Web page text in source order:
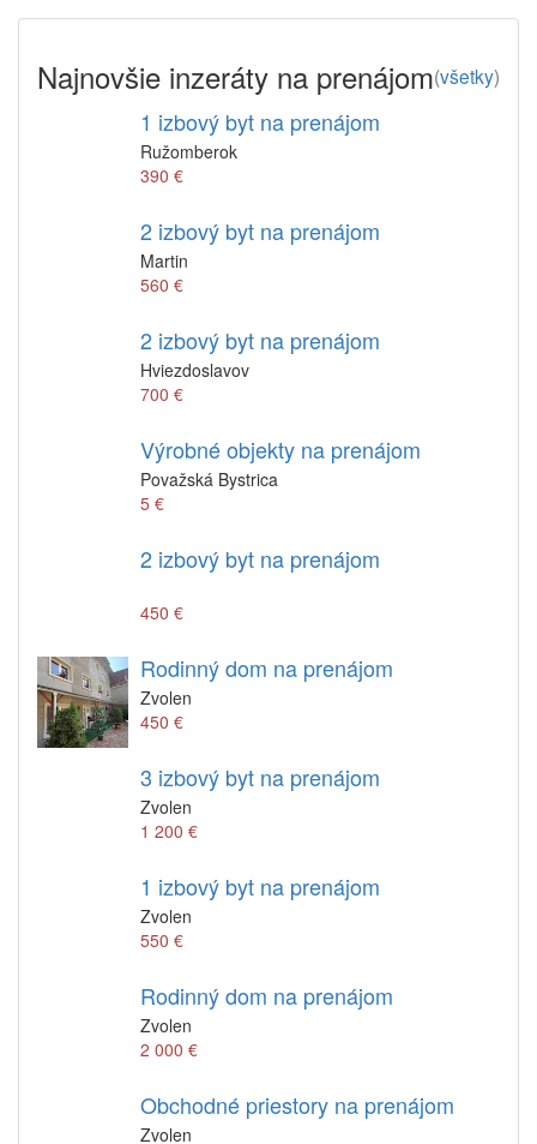
(všetky)
Najnovšie inzeráty na prenájom
1 izbový byt na prenájom
Ružomberok
390 €
2 izbový byt na prenájom
Martin
560 €
2 izbový byt na prenájom
Hviezdoslavov
700 €
Výrobné objekty na prenájom
Považská Bystrica
5 €
2 izbový byt na prenájom
450 €
Rodinný dom na prenájom
Zvolen
450 €
3 izbový byt na prenájom
Zvolen
1 200 €
1 izbový byt na prenájom
Zvolen
550 €
Rodinný dom na prenájom
Zvolen
2 000 €
Obchodné priestory na prenájom
Zvolen